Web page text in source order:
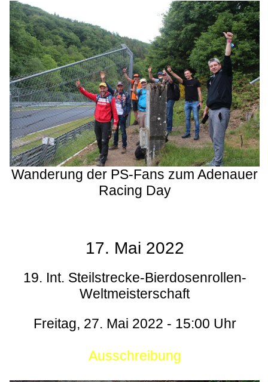
Wanderung der PS-Fans zum Adenauer
Racing Day
17. Mai 2022
19. Int. Steilstrecke-Bierdosenrollen-
Weltmeisterschaft
Freitag, 27. Mai 2022 - 15:00 Uhr
Ausschreibung